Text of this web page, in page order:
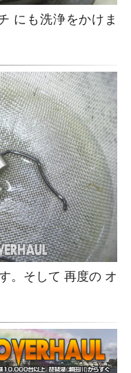
にも洗浄をかけま
。そして 再度の オ